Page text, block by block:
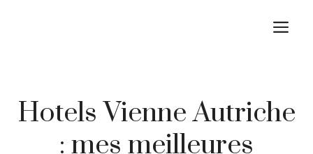
Hotels Vienne Autriche
: mes meilleures